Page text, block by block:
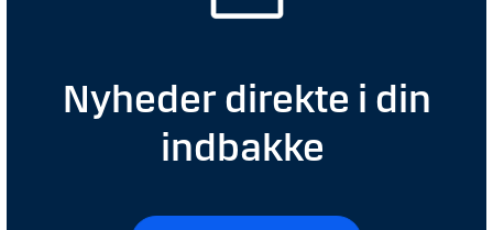
Nyheder direkte i din
indbakke